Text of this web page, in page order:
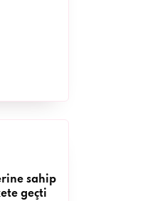
sahip
geçti